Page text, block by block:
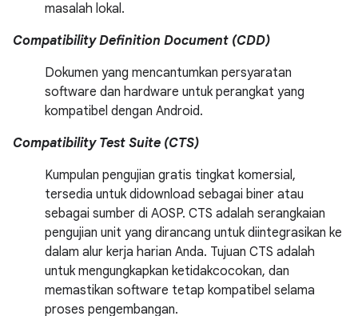
masalah lokal.
Compatibility Definition Document (CDD)
Dokumen yang mencantumkan persyaratan
software dan hardware untuk perangkat yang
kompatibel dengan Android.
Compatibility Test Suite (CTS)
Kumpulan pengujian gratis tingkat komersial,
tersedia untuk didownload sebagai biner atau
sebagai sumber di AOSP. CTS adalah serangkaian
pengujian unit yang dirancang untuk diintegrasikan ke
dalam alur kerja harian Anda. Tujuan CTS adalah
untuk mengungkapkan ketidakcocokan, dan
memastikan software tetap kompatibel selama
proses pengembangan.